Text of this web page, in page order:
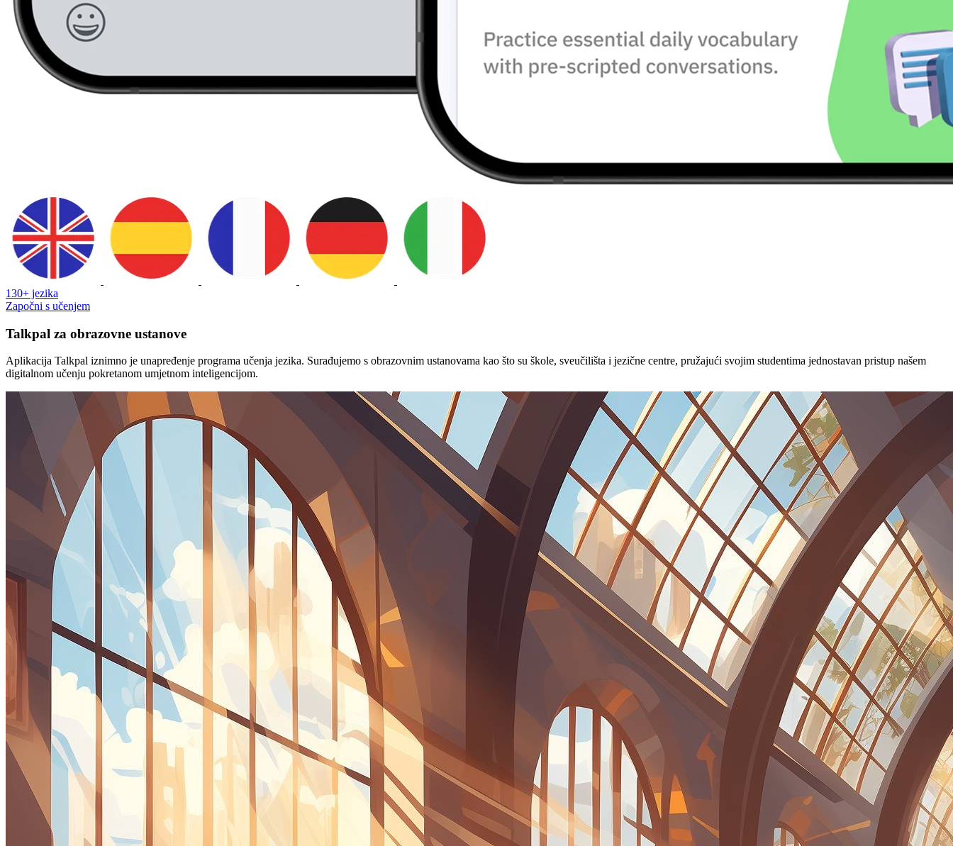
130+ jezika
Započni s učenjem
Talkpal za obrazovne ustanove
Aplikacija Talkpal iznimno je unapređenje programa učenja jezika. Surađujemo s obrazovnim ustanovama kao što su škole, sveučilišta i jezične centre, pružajući svojim studentima jednostavan pristup našem
digitalnom učenju pokretanom umjetnom inteligencijom.